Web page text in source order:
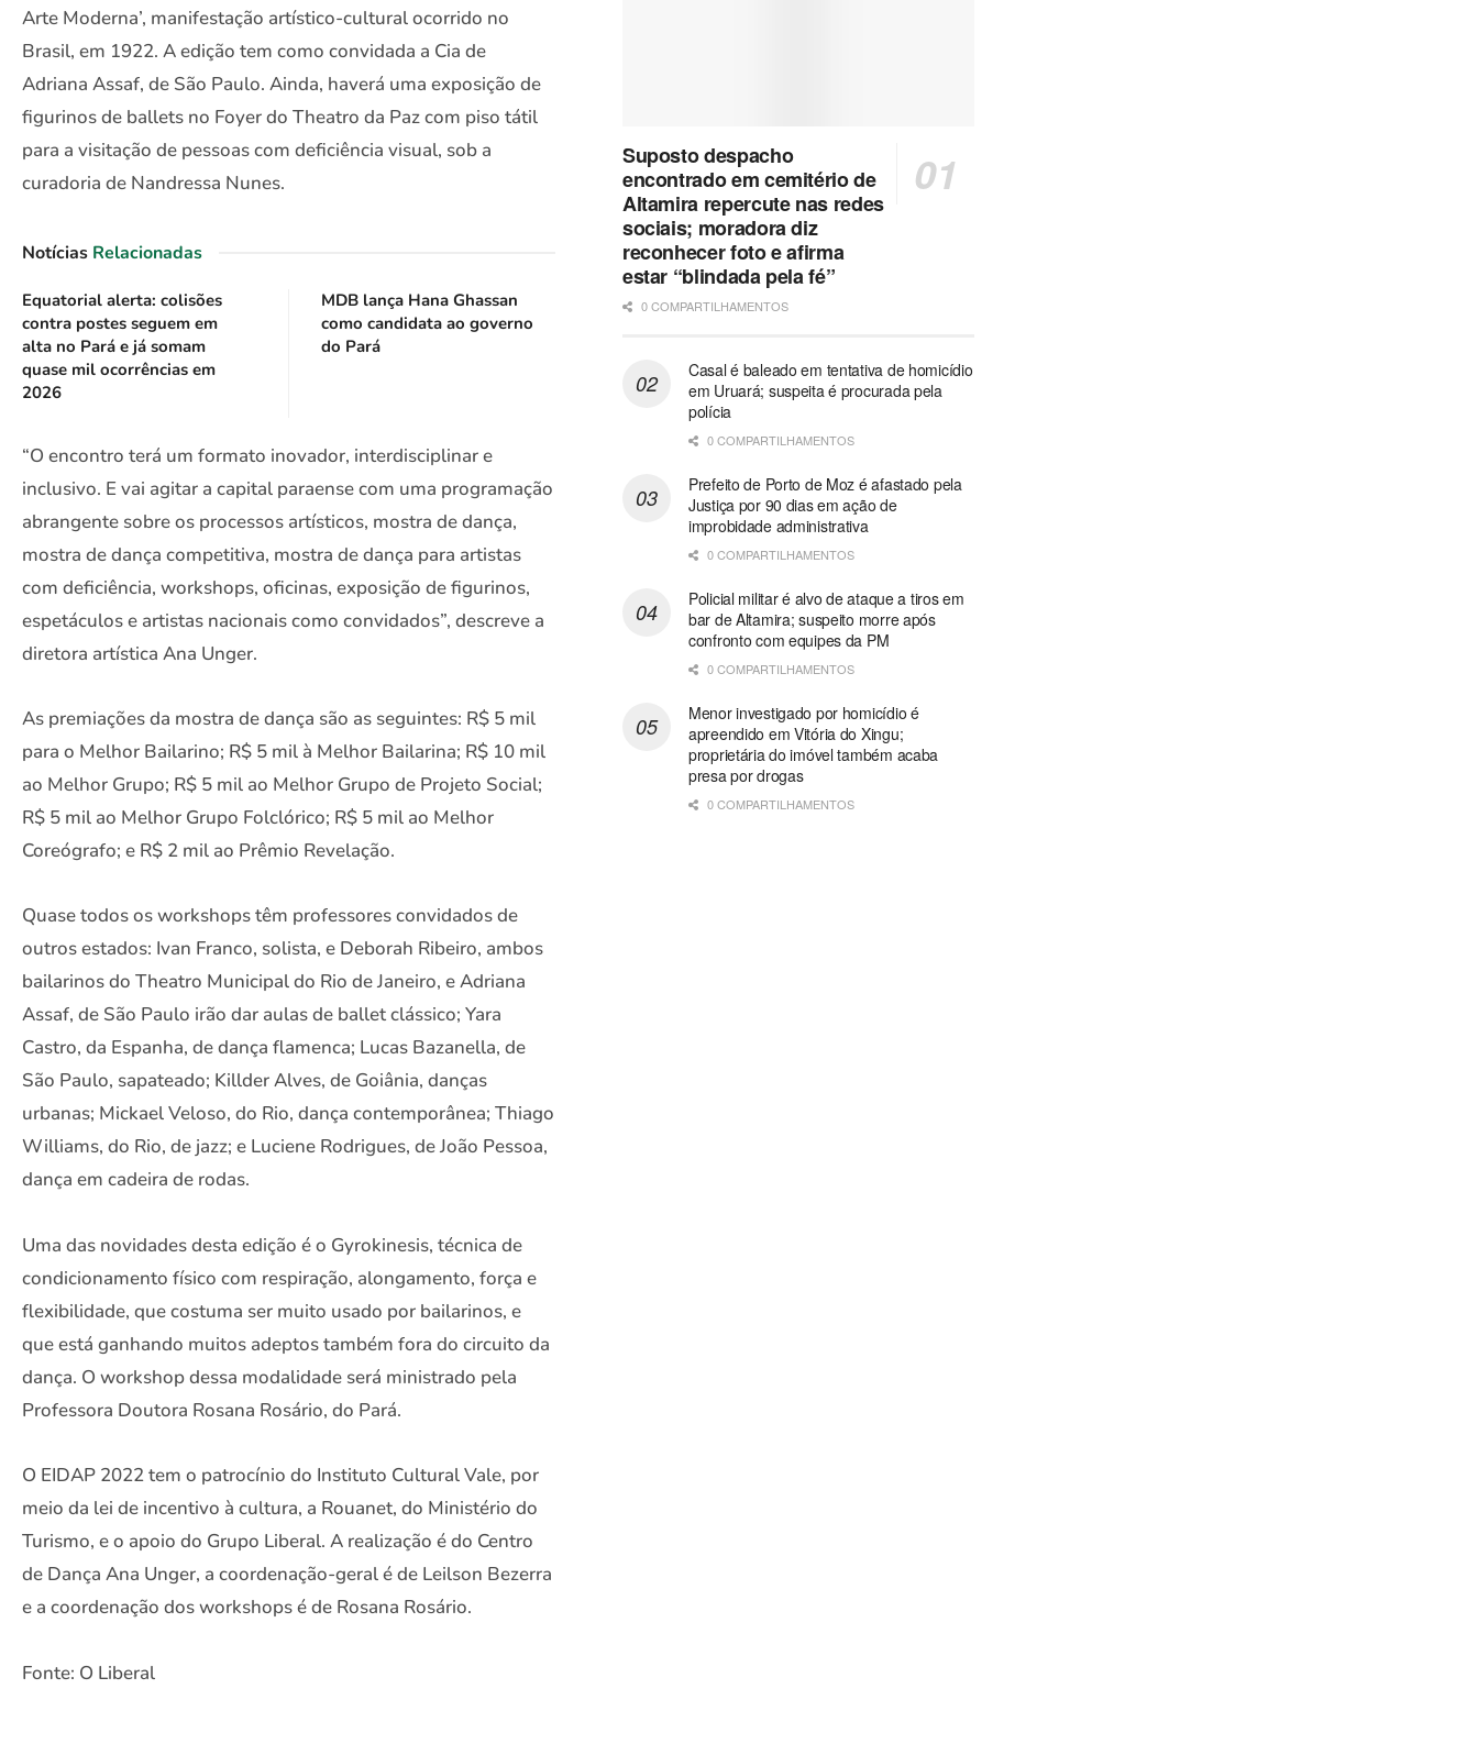
Arte Moderna’, manifestação artístico-cultural ocorrido no
Brasil, em 1922. A edição tem como convidada a Cia de
Adriana Assaf, de São Paulo. Ainda, haverá uma exposição de
figurinos de ballets no Foyer do Theatro da Paz com piso tátil
para a visitação de pessoas com deficiência visual, sob a
curadoria de Nandressa Nunes.
Notícias Relacionadas
Equatorial alerta: colisões
contra postes seguem em
alta no Pará e já somam
quase mil ocorrências em
2026
MDB lança Hana Ghassan
como candidata ao governo
do Pará
“O encontro terá um formato inovador, interdisciplinar e
inclusivo. E vai agitar a capital paraense com uma programação
abrangente sobre os processos artísticos, mostra de dança,
mostra de dança competitiva, mostra de dança para artistas
com deficiência, workshops, oficinas, exposição de figurinos,
espetáculos e artistas nacionais como convidados”, descreve a
diretora artística Ana Unger.
As premiações da mostra de dança são as seguintes: R$ 5 mil
para o Melhor Bailarino; R$ 5 mil à Melhor Bailarina; R$ 10 mil
ao Melhor Grupo; R$ 5 mil ao Melhor Grupo de Projeto Social;
R$ 5 mil ao Melhor Grupo Folclórico; R$ 5 mil ao Melhor
Coreógrafo; e R$ 2 mil ao Prêmio Revelação.
Quase todos os workshops têm professores convidados de
outros estados: Ivan Franco, solista, e Deborah Ribeiro, ambos
bailarinos do Theatro Municipal do Rio de Janeiro, e Adriana
Assaf, de São Paulo irão dar aulas de ballet clássico; Yara
Castro, da Espanha, de dança flamenca; Lucas Bazanella, de
São Paulo, sapateado; Killder Alves, de Goiânia, danças
urbanas; Mickael Veloso, do Rio, dança contemporânea; Thiago
Williams, do Rio, de jazz; e Luciene Rodrigues, de João Pessoa,
dança em cadeira de rodas.
Uma das novidades desta edição é o Gyrokinesis, técnica de
condicionamento físico com respiração, alongamento, força e
flexibilidade, que costuma ser muito usado por bailarinos, e
que está ganhando muitos adeptos também fora do circuito da
dança. O workshop dessa modalidade será ministrado pela
Professora Doutora Rosana Rosário, do Pará.
O EIDAP 2022 tem o patrocínio do Instituto Cultural Vale, por
meio da lei de incentivo à cultura, a Rouanet, do Ministério do
Turismo, e o apoio do Grupo Liberal. A realização é do Centro
de Dança Ana Unger, a coordenação-geral é de Leilson Bezerra
e a coordenação dos workshops é de Rosana Rosário.
Fonte: O Liberal
Suposto despacho
encontrado em cemitério de
Altamira repercute nas redes
sociais; moradora diz
reconhecer foto e afirma
estar “blindada pela fé”
0 COMPARTILHAMENTOS
Casal é baleado em tentativa de homicídio
em Uruará; suspeita é procurada pela
polícia
0 COMPARTILHAMENTOS
Prefeito de Porto de Moz é afastado pela
Justiça por 90 dias em ação de
improbidade administrativa
0 COMPARTILHAMENTOS
Policial militar é alvo de ataque a tiros em
bar de Altamira; suspeito morre após
confronto com equipes da PM
0 COMPARTILHAMENTOS
Menor investigado por homicídio é
apreendido em Vitória do Xingu;
proprietária do imóvel também acaba
presa por drogas
0 COMPARTILHAMENTOS